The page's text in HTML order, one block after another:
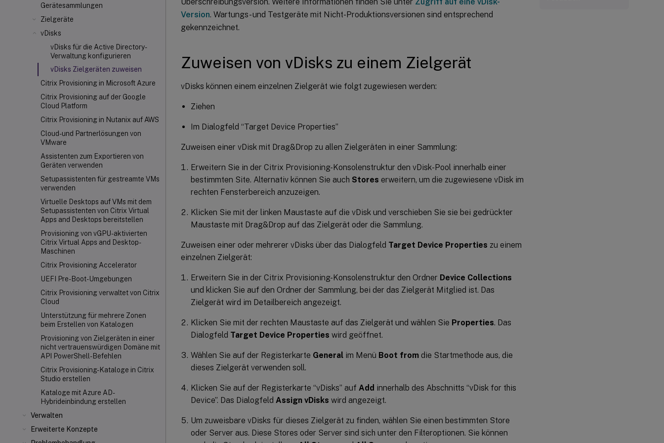
Gerätesammlungen
Zielgeräte
vDisks
vDisks für die Active Directory-
Verwaltung konfigurieren
vDisks Zielgeräten zuweisen
Citrix Provisioning in Microsoft Azure
Citrix Provisioning auf der Google
Cloud Platform
Citrix Provisioning in Nutanix auf AWS
Cloud- und Partnerlösungen von
VMware
Assistenten zum Exportieren von
Geräten verwenden
Setupassistenten für gestreamte VMs
verwenden
Virtuelle Desktops auf VMs mit dem
Setupassistenten von Citrix Virtual
Apps and Desktops bereitstellen
Provisioning von vGPU-aktivierten
Citrix Virtual Apps and Desktop-
Maschinen
Citrix Provisioning Accelerator
UEFI Pre-Boot-Umgebungen
Citrix Provisioning verwaltet von Citrix
Cloud
Unterstützung für mehrere Zonen
beim Erstellen von Katalogen
Provisioning von Zielgeräten in einer
nicht vertrauenswürdigen Domäne mit
API PowerShell-Befehlen
Citrix Provisioning-Kataloge in Citrix
Studio erstellen
Kataloge mit Azure AD-
Hybrideinbindung erstellen
Verwalten
Erweiterte Konzepte
Version. Wartungs- und Testgeräte mit Nicht-Produktionsversionen sind entsprechend
gekennzeichnet.
Zuweisen von vDisks zu einem Zielgerät
vDisks können einem einzelnen Zielgerät wie folgt zugewiesen werden:
Ziehen
Im Dialogfeld “Target Device Properties”
Zuweisen einer vDisk mit Drag&Drop zu allen Zielgeräten in einer Sammlung:
Erweitern Sie in der Citrix Provisioning-Konsolenstruktur den vDisk-Pool innerhalb einer
bestimmten Site. Alternativ können Sie auch Stores erweitern, um die zugewiesene vDisk im
rechten Fensterbereich anzuzeigen.
Klicken Sie mit der linken Maustaste auf die vDisk und verschieben Sie sie bei gedrückter
Maustaste mit Drag&Drop auf das Zielgerät oder die Sammlung.
Zuweisen einer oder mehrerer vDisks über das Dialogfeld Target Device Properties zu einem
einzelnen Zielgerät:
Erweitern Sie in der Citrix Provisioning-Konsolenstruktur den Ordner Device Collections
und klicken Sie auf den Ordner der Sammlung, bei der das Zielgerät Mitglied ist. Das
Zielgerät wird im Detailbereich angezeigt.
Klicken Sie mit der rechten Maustaste auf das Zielgerät und wählen Sie Properties. Das
Dialogfeld Target Device Properties wird geöffnet.
Wählen Sie auf der Registerkarte General im Menü Boot from die Startmethode aus, die
dieses Zielgerät verwenden soll.
Klicken Sie auf der Registerkarte “vDisks” auf Add innerhalb des Abschnitts “vDisk for this
Device”. Das Dialogfeld Assign vDisks wird angezeigt.
Um zuweisbare vDisks für dieses Zielgerät zu finden, wählen Sie einen bestimmten Store
oder Server aus. Diese Stores oder Server sind sich unter den Filteroptionen. Sie können